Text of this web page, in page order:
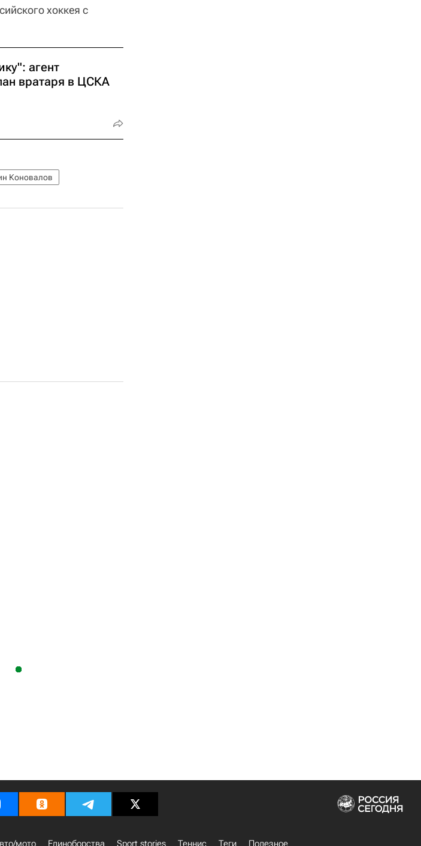
хоккея с
агент
вратаря в ЦСКА
Коновалов
мото Единоборства Sport stories Теннис Теги Полезное